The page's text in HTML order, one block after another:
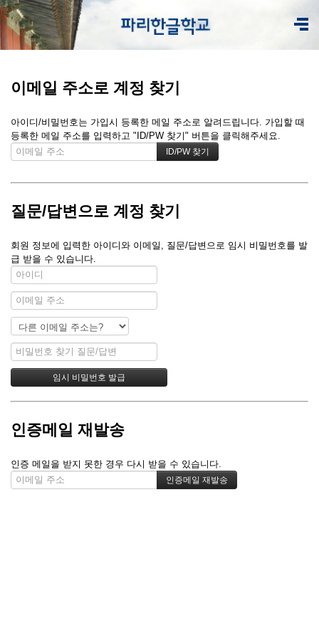
이메일 주소로 계정 찾기
아이디/비밀번호는 가입시 등록한 메일 주소로 알려드립니다. 가입할 때
등록한 메일 주소를 입력하고 "ID/PW 찾기" 버튼을 클릭해주세요.
질문/답변으로 계정 찾기
회원 정보에 입력한 아이디와 이메일, 질문/답변으로 임시 비밀번호를 발
급 받을 수 있습니다.
인증메일 재발송
인증 메일을 받지 못한 경우 다시 받을 수 있습니다.